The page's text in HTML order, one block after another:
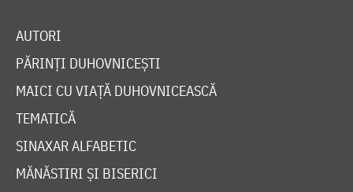
AUTORI
PĂRINȚI DUHOVNICEȘTI
MAICI CU VIAȚĂ DUHOVNICEASCĂ
TEMATICĂ
SINAXAR ALFABETIC
MĂNĂSTIRI ȘI BISERICI